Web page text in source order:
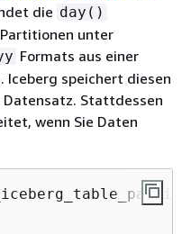
die day()
unter
Formats aus einer
speichert diesen
Stattdessen
wenn Sie Daten